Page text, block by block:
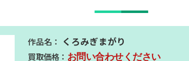
くろみぎまがり
お問い合わせください